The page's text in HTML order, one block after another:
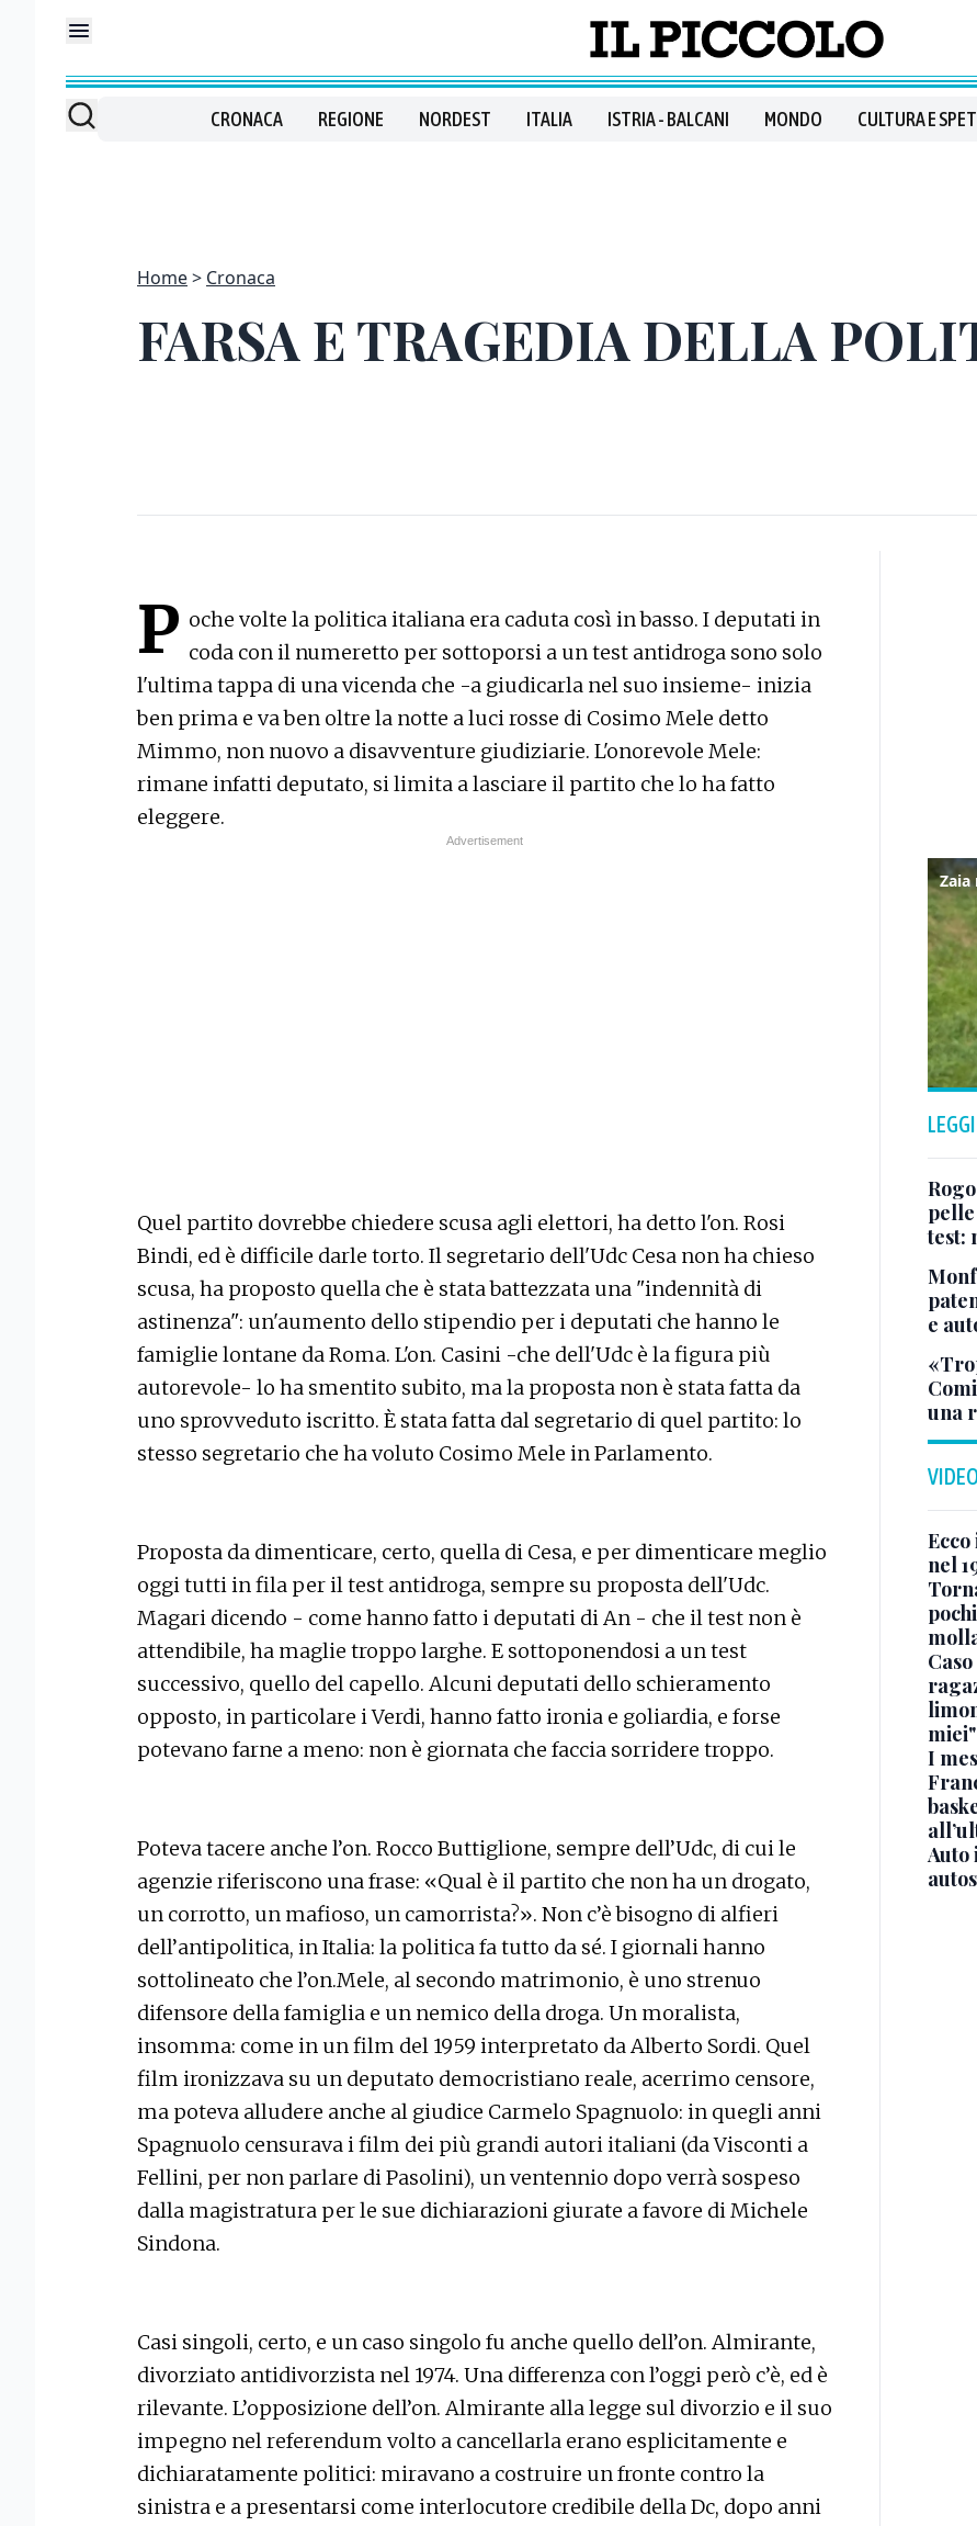
CRONACA REGIONE NORDEST ITALIA ISTRIA - BALCANI MONDO CULTURA E
Home Cronaca
FARSA E TRAGEDIA DELLA
P oche volte la politica italiana era caduta così in basso. I deputati in
coda con il numeretto per sottoporsi a un test antidroga sono solo
l'ultima tappa di una vicenda che -a giudicarla nel suo insieme- inizia
ben prima e va ben oltre la notte a luci rosse di Cosimo Mele detto
Mimmo, non nuovo a disavventure giudiziarie. L'onorevole Mele:
rimane infatti deputato, si limita a lasciare il partito che lo ha fatto
eleggere.
Quel partito dovrebbe chiedere scusa agli elettori, ha detto l'on. Rosi
Bindi, ed è difficile darle torto. Il segretario dell'Udc Cesa non ha chieso
scusa, ha proposto quella che è stata battezzata una "indennità di
astinenza": un'aumento dello stipendio per i deputati che hanno le
famiglie lontane da Roma. L'on. Casini -che dell'Udc è la figura più
autorevole- lo ha smentito subito, ma la proposta non è stata fatta da
uno sprovveduto iscritto. È stata fatta dal segretario di quel partito: lo
stesso segretario che ha voluto Cosimo Mele in Parlamento.
Proposta da dimenticare, certo, quella di Cesa, e per dimenticare meglio
oggi tutti in fila per il test antidroga, sempre su proposta dell'Udc.
Magari dicendo - come hanno fatto i deputati di An - che il test non è
attendibile, ha maglie troppo larghe. E sottoponendosi a un test
successivo, quello del capello. Alcuni deputati dello schieramento
opposto, in particolare i Verdi, hanno fatto ironia e goliardia, e forse
potevano farne a meno: non è giornata che faccia sorridere troppo.
Poteva tacere anche l’on. Rocco Buttiglione, sempre dell’Udc, di cui le
agenzie riferiscono una frase: «Qual è il partito che non ha un drogato,
un corrotto, un mafioso, un camorrista?». Non c’è bisogno di alfieri
dell’antipolitica, in Italia: la politica fa tutto da sé. I giornali hanno
sottolineato che l’on.Mele, al secondo matrimonio, è uno strenuo
difensore della famiglia e un nemico della droga. Un moralista,
insomma: come in un film del 1959 interpretato da Alberto Sordi. Quel
film ironizzava su un deputato democristiano reale, acerrimo censore,
ma poteva alludere anche al giudice Carmelo Spagnuolo: in quegli anni
Spagnuolo censurava i film dei più grandi autori italiani (da Visconti a
Fellini, per non parlare di Pasolini), un ventennio dopo verrà sospeso
dalla magistratura per le sue dichiarazioni giurate a favore di Michele
Sindona.
Casi singoli, certo, e un caso singolo fu anche quello dell’on. Almirante,
divorziato antidivorzista nel 1974. Una differenza con l’oggi però c’è, ed è
rilevante. L’opposizione dell’on. Almirante alla legge sul divorzio e il suo
impegno nel referendum volto a cancellarla erano esplicitamente e
dichiaratamente politici: miravano a costruire un fronte contro la
sinistra e a presentarsi come interlocutore credibile della Dc, dopo anni
test:
e
una
nel
miei"
I
Auto